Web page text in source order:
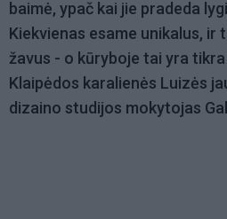
baimė, ypač kai jie pradeda
Kiekvienas esame unikalus, ir
žavus - o kūryboje tai yra
Klaipėdos karalienės Luizės
dizaino studijos mokytojas